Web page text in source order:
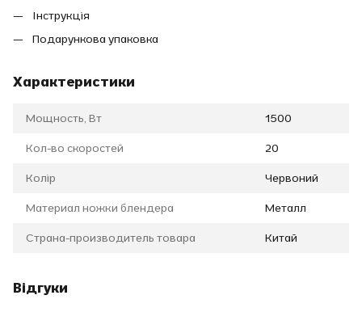
Інструкція
Подарункова упаковка
Характеристики
Мощность, Вт 1500
Кол-во скоростей 20
Колір Червоний
Материал ножки блендера Металл
Страна-производитель товара Китай
Відгуки